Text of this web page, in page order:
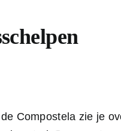
Compostela zie je